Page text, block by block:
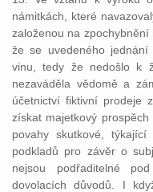
námitkách, které
založenou na
že se uvedeného
vinu, tedy že nedošlo k
nezaváděla vědomě a
účetnictví fiktivní prodeje
získat majetkový
povahy skutkové,
podkladů pro závěr o
nejsou podřaditelné
dovolacích důvodů. I